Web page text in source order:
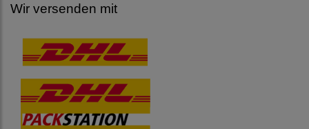
Wir versenden mit